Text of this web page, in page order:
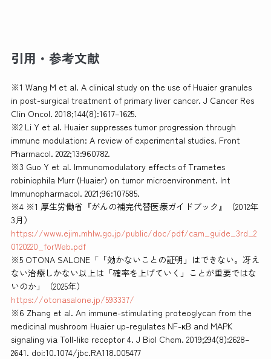
引用・参考文献
※1 Wang M et al. A clinical study on the use of Huaier granules
in post-surgical treatment of primary liver cancer. J Cancer Res
Clin Oncol. 2018;144(8):1617–1625.
※2 Li Y et al. Huaier suppresses tumor progression through
immune modulation: A review of experimental studies. Front
Pharmacol. 2022;13:960782.
※3 Guo Y et al. Immunomodulatory effects of Trametes
robiniophila Murr (Huaier) on tumor microenvironment. Int
Immunopharmacol. 2021;96:107585.
※4 ※1 厚生労働省『がんの補完代替医療ガイドブック』（2012年
3月）
https://www.ejim.mhlw.go.jp/public/doc/pdf/cam_guide_3rd_2
0120220_forWeb.pdf
※5 OTONA SALONE「「効かないことの証明」はできない。冴え
ない治療しかない以上は「確率を上げていく」ことが重要ではな
いのか」（2025年）
https://otonasalone.jp/593337/
※6 Zhang et al. An immune-stimulating proteoglycan from the
medicinal mushroom Huaier up-regulates NF-κB and MAPK
signaling via Toll-like receptor 4. J Biol Chem. 2019;294(8):2628–
2641. doi:10.1074/jbc.RA118.005477